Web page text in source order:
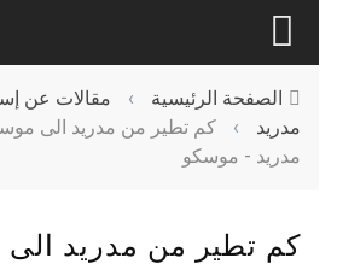
الصفحة الرئيسية › مقالات عن
مدريد
›
كم تطير من مدريد الى
مدريد - موسكو
كم تطير من مدريد